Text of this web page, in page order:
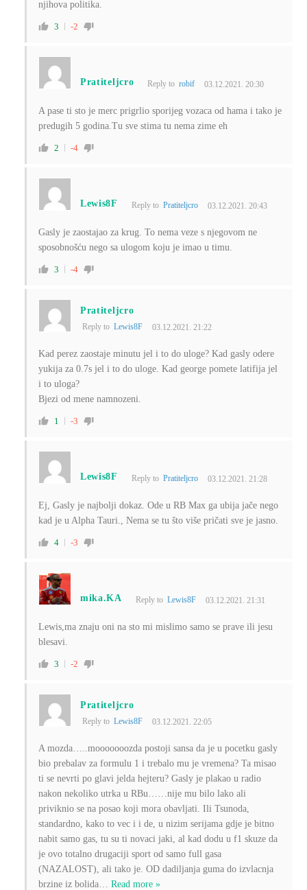
njihova politika.
3 -2
Pratiteljcro Reply torobif 03.12.2021. 20:30
A pase ti sto je merc prigrlio sporijeg vozaca od hama i tako je
predugih 5 godina.Tu sve stima tu nema zime eh
2 -4
Lewis8F Reply to Pratiteljcro 03.12.2021. 20:43
Gasly je zaostajao za krug. To nema veze s njegovom ne
sposobnošću nego sa ulogom koju je imao u timu.
3 -4
Pratiteljcro
Reply to Lewis8F 03.12.2021. 21:22
Kad perez zaostaje minutu jel i to do uloge? Kad gasly odere
yukija za 0.7s jel i to do uloge. Kad george pomete latifija jel
i to uloga?
Bjezi od mene namnozeni.
1 -3
Lewis8F Reply to Pratiteljcro 03.12.2021. 21:28
Ej, Gasly je najbolji dokaz. Ode u RB Max ga ubija jače nego
kad je u Alpha Tauri., Nema se tu što više pričati sve je jasno.
4 -3
mika.KA Reply to Lewis8F 03.12.2021. 21:31
Lewis,ma znaju oni na sto mi mislimo samo se prave ili jesu
blesavi.
3 -2
Pratiteljcro
Reply to Lewis8F 03.12.2021. 22:05
A mozda…..mooooooozda postoji sansa da je u pocetku gasly
bio prebalav za formulu 1 i trebalo mu je vremena? Ta misao
ti se nevrti po glavi jelda hejteru? Gasly je plakao u radio
nakon nekoliko utrka u RBu……nije mu bilo lako ali
priviknio se na posao koji mora obavljati. Ili Tsunoda,
standardno, kako to vec i i de, u nizim serijama gdje je bitno
nabit samo gas, tu su ti novaci jaki, al kad dodu u f1 skuze da
je ovo totalno drugaciji sport od samo full gasa
(NAZALOST), ali tako je. OD dadiljanja guma do izvlacnja
brzine iz bolida… Read more »